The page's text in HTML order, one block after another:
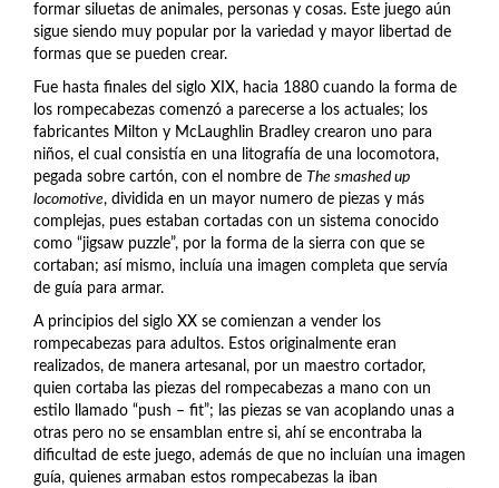
formar siluetas de animales, personas y cosas. Este juego aún
sigue siendo muy popular por la variedad y mayor libertad de
formas que se pueden crear.
Fue hasta finales del siglo XIX, hacia 1880 cuando la forma de
los rompecabezas comenzó a parecerse a los actuales; los
fabricantes Milton y McLaughlin Bradley crearon uno para
niños, el cual consistía en una litografía de una locomotora,
pegada sobre cartón, con el nombre de The smashed up
locomotive, dividida en un mayor numero de piezas y más
complejas, pues estaban cortadas con un sistema conocido
como “jigsaw puzzle”, por la forma de la sierra con que se
cortaban; así mismo, incluía una imagen completa que servía
de guía para armar.
A principios del siglo XX se comienzan a vender los
rompecabezas para adultos. Estos originalmente eran
realizados, de manera artesanal, por un maestro cortador,
quien cortaba las piezas del rompecabezas a mano con un
estilo llamado “push – fit”; las piezas se van acoplando unas a
otras pero no se ensamblan entre si, ahí se encontraba la
dificultad de este juego, además de que no incluían una imagen
guía, quienes armaban estos rompecabezas la iban